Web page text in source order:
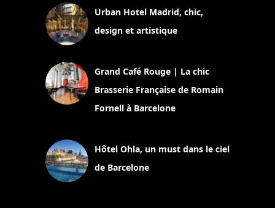
Urban Hotel Madrid, chic,
design et artistique
Grand Café Rouge | La chic
Brasserie Française de Romain
Fornell à Barcelone
Hôtel Ohla, un must dans le ciel
de Barcelone